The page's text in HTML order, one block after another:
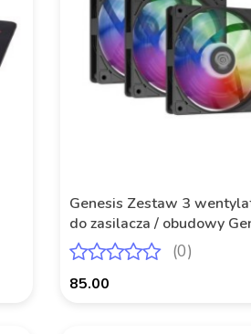
Genesis Zestaw 3
do zasilacza / obudowy
Oxal 120 ARGB Czarny
(0)
85.00